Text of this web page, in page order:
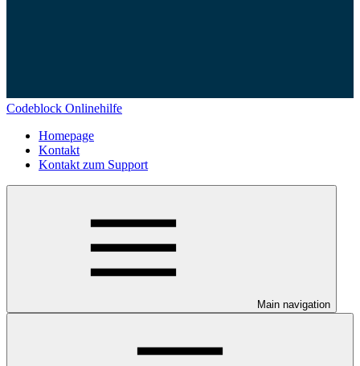
Codeblock Onlinehilfe
Homepage
Kontakt
Kontakt zum Support
Main navigation